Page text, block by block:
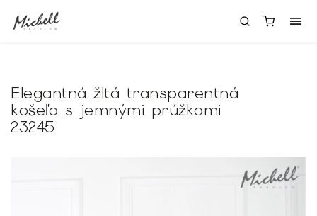
Elegantná žltá transparentná
košeľa s jemnými prúžkami
23245